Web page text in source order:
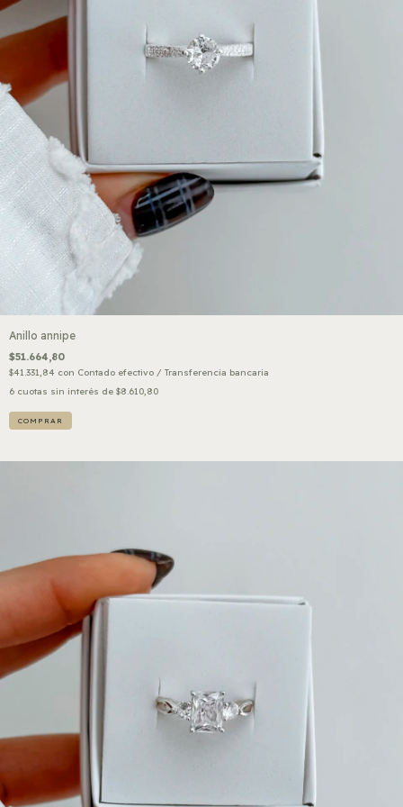
Anillo annipe
$51.664,80
$41.331,84 con Contado efectivo / Transferencia bancaria
6 cuotas sin interés de $8.610,80
COMPRAR